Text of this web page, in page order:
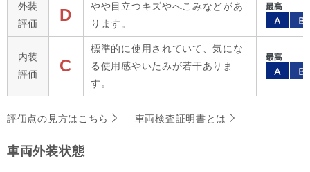
外装
評価
D
やや目立つキズやへこみなどがあ
ります。
内装
評価
C
標準的に使用されていて、気にな
る使用感やいたみが若干ありま
す。
評価点の見方はこちら 車両検査証明書とは
車両外装状態